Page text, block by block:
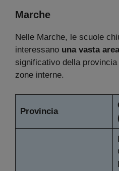
Marche
Nelle Marche, le scuole
interessano una vasta area
significativo della
zone interne.
Provincia